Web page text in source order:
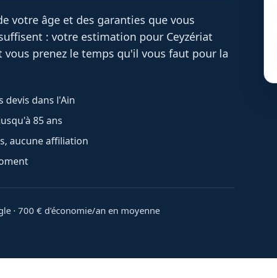
votre âge et des garanties que vous
: votre estimation pour Ceyzériat
prenez le temps qu'il vous faut pour la
devis dans l'Ain
85 ans
aucune affiliation
· 700 € d'économie/an en moyenne